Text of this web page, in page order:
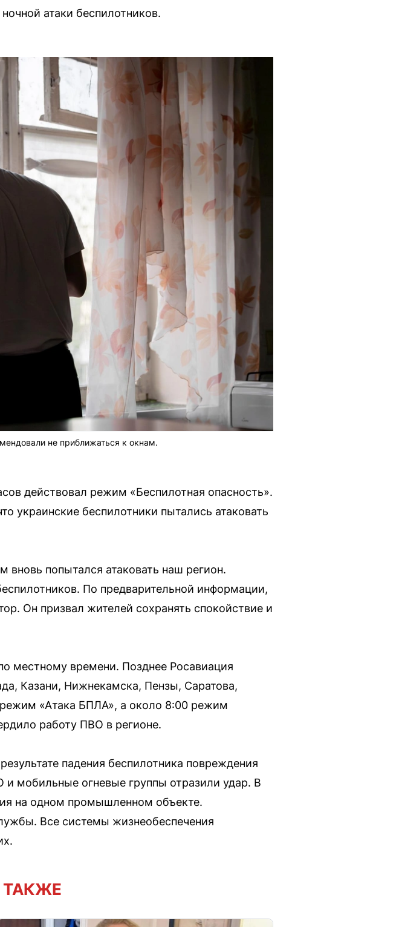
атаки беспилотников.
не приближаться к окнам.
действовал режим «Беспилотная опасность».
украинские беспилотники пытались атаковать
попытался атаковать наш регион.
По предварительной информации,
Он призвал жителей сохранять спокойствие и
местному времени. Позднее Росавиация
Казани, Нижнекамска, Пензы, Саратова,
«Атака БПЛА», а около 8:00 режим
работу ПВО в регионе.
падения беспилотника повреждения
мобильные огневые группы отразили удар. В
на одном промышленном объекте.
Все системы жизнеобеспечения
ТАКЖЕ